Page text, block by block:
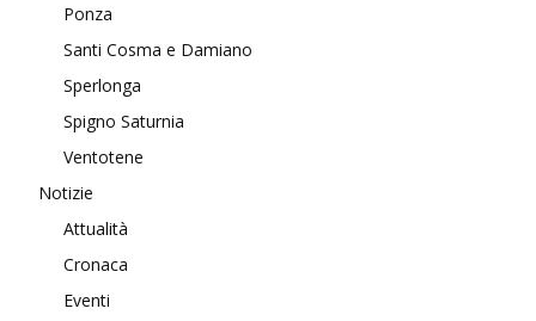
Ponza
Santi Cosma e Damiano
Sperlonga
Spigno Saturnia
Ventotene
Notizie
Attualità
Cronaca
Eventi